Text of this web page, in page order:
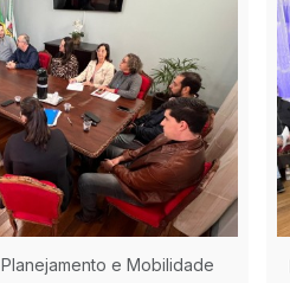
Planejamento e Mobilidade